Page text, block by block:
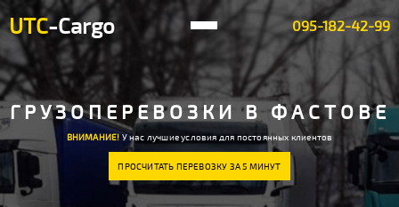
UTC-Cargo 095-182-42-99
ГРУЗОПЕРЕВОЗКИ В ФАСТОВЕ
ВНИМАНИЕ! У нас лучшие условия для постоянных клиентов
ПРОСЧИТАТЬ ПЕРЕВОЗКУ ЗА 5 МИНУТ